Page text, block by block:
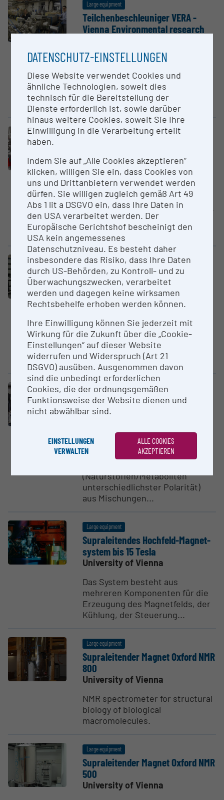
Large equipment
Teilchenbesch­le­u­niger VERA -
Vienna Environ­mental research
University of Vienna
Die Beschleunigeranlage VERA
(Vienna Environmental Research
Accelerator) existiert seit 1996
und wurde im Laufe der...
Large equipment Clusters „Quantum“
meter TFP-2 HC für Brillouin
Spektros­kopie
University of Vienna
Das System besteht aus zwei in
Reihe geschalteten Fabry-Pérot-
Interferometern und ermöglicht
spektrale Analysen mit hoher...
Large equipment
SYSTEM, LTQ XL, STD Ionen­fallen-
Massen­spek­trometer
University of Vienna
Bestimmung/Identifizierung von
Verbindungen in
unterschiedlichen Matrices,
Kopplung mit HPLC
Large equipment
SYSTEM SFC15 220v Core, Waters
University of Vienna
Supercritical Fluid
Chromatograph zur Analyse und
semipräparativen Gewinnung
(Naturstoffen/Metaboliten
unterschiedlichster Polarität)
aus Mischungen...
Large equipment
Supra­lei­tendes Hochfeld-Magnet­
system bis 15 Tesla
University of Vienna
Das System besteht aus
mehreren Komponenten für die
Erzeugung des Magnetfelds, der
Kühlung, der Steuerung...
Large equipment
Supralei­t­ender Magnet Oxford NMR
800
University of Vienna
NMR spectrometer for structural
biology of biological
macromolecules.
Large equipment
Supralei­t­ender Magnet Oxford NMR
500
University of Vienna
DATENSCHUTZ-EINSTELLUNGEN
Diese Website verwendet Cookies und
ähnliche Technologien, soweit dies
technisch für die Bereitstellung der
Dienste erforderlich ist, sowie darüber
hinaus weitere Cookies, soweit Sie Ihre
Einwilligung in die Verarbeitung erteilt
haben.
Indem Sie auf „Alle Cookies akzeptieren“
klicken, willigen Sie ein, dass Cookies von
uns und Drittanbietern verwendet werden
dürfen. Sie willigen zugleich gemäß Art 49
Abs 1 lit a DSGVO ein, dass Ihre Daten in
den USA verarbeitet werden. Der
Europäische Gerichtshof bescheinigt den
USA kein angemessenes
Datenschutzniveau. Es besteht daher
insbesondere das Risiko, dass Ihre Daten
durch US-Behörden, zu Kontroll- und zu
Überwachungszwecken, verarbeitet
werden und dagegen keine wirksamen
Rechtsbehelfe erhoben werden können.
Ihre Einwilligung können Sie jederzeit mit
Wirkung für die Zukunft über die „Cookie-
Einstellungen“ auf dieser Website
widerrufen und Widerspruch (Art 21
DSGVO) ausüben. Ausgenommen davon
sind die unbedingt erforderlichen
Cookies, die der ordnungsgemäßen
Funktionsweise der Website dienen und
nicht abwählbar sind.
EINSTELLUNGEN
VERWALTEN
ALLE COOKIES
AKZEPTIEREN